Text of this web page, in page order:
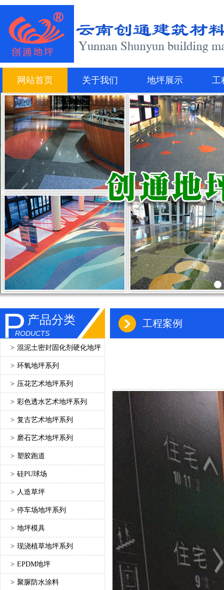
网站首页 关于我们 地坪展示 工
P产品分类
RODUCTS
> 混泥土密封固化剂硬化地坪
> 环氧地坪系列
> 压花艺术地坪系列
> 彩色透水艺术地坪系列
> 复古艺术地坪系列
> 磨石艺术地坪系列
> 塑胶跑道
> 硅PU球场
> 人造草坪
> 停车场地坪系列
> 地坪模具
> 现浇植草地坪系列
> EPDM地坪
> 聚脲防水涂料
工程案例